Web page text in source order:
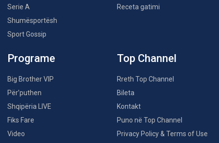
Serie A
Shumësportësh
Sport Gossip
Receta gatimi
Programe
Big Brother VIP
Për’puthen
Shqipëria LIVE
Fiks Fare
Video
Top Channel
Rreth Top Channel
Bileta
Kontakt
Puno në Top Channel
Privacy Policy & Terms of Use